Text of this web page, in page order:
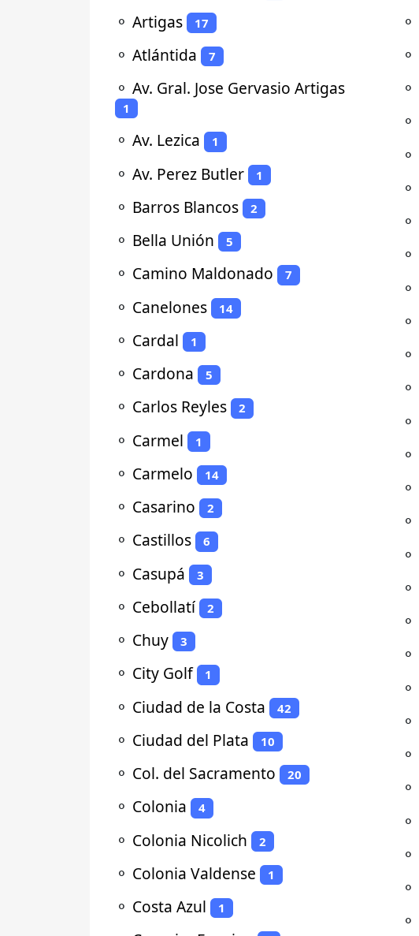
⚬ Artigas 17
⚬ Atlántida 7
⚬ Av. Gral. Jose Gervasio Artigas
1
⚬ Av. Lezica 1
⚬ Av. Perez Butler 1
⚬ Barros Blancos 2
⚬ Bella Unión 5
⚬ Camino Maldonado 7
⚬ Canelones 14
⚬ Cardal 1
⚬ Cardona 5
⚬ Carlos Reyles 2
⚬ Carmel 1
⚬ Carmelo 14
⚬ Casarino 2
⚬ Castillos 6
⚬ Casupá 3
⚬ Cebollatí 2
⚬ Chuy 3
⚬ City Golf 1
⚬ Ciudad de la Costa 42
⚬ Ciudad del Plata 10
⚬ Col. del Sacramento 20
⚬ Colonia 4
⚬ Colonia Nicolich 2
⚬ Colonia Valdense 1
⚬ Costa Azul 1
⚬
⚬
⚬
⚬
⚬
⚬
⚬
⚬
⚬
⚬
⚬
⚬
⚬
⚬
⚬
⚬
⚬
⚬
⚬
⚬
⚬
⚬
⚬
⚬
⚬
⚬
⚬
⚬